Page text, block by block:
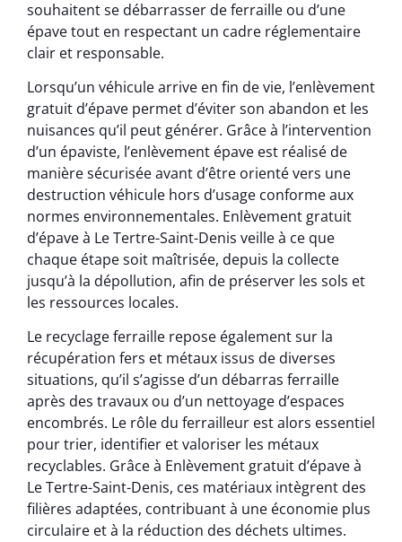
souhaitent se débarrasser de ferraille ou d’une
épave tout en respectant un cadre réglementaire
clair et responsable.
Lorsqu’un véhicule arrive en fin de vie, l’enlèvement
gratuit d’épave permet d’éviter son abandon et les
nuisances qu’il peut générer. Grâce à l’intervention
d’un épaviste, l’enlèvement épave est réalisé de
manière sécurisée avant d’être orienté vers une
destruction véhicule hors d’usage conforme aux
normes environnementales. Enlèvement gratuit
d’épave à Le Tertre-Saint-Denis veille à ce que
chaque étape soit maîtrisée, depuis la collecte
jusqu’à la dépollution, afin de préserver les sols et
les ressources locales.
Le recyclage ferraille repose également sur la
récupération fers et métaux issus de diverses
situations, qu’il s’agisse d’un débarras ferraille
après des travaux ou d’un nettoyage d’espaces
encombrés. Le rôle du ferrailleur est alors essentiel
pour trier, identifier et valoriser les métaux
recyclables. Grâce à Enlèvement gratuit d’épave à
Le Tertre-Saint-Denis, ces matériaux intègrent des
filières adaptées, contribuant à une économie plus
circulaire et à la réduction des déchets ultimes.